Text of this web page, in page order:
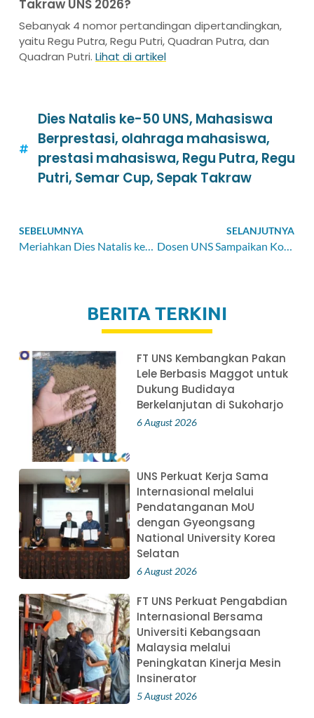
Takraw UNS 2026?
Sebanyak 4 nomor pertandingan dipertandingkan,
yaitu Regu Putra, Regu Putri, Quadran Putra, dan
Quadran Putri. Lihat di artikel
Dies Natalis ke-50 UNS, Mahasiswa
Berprestasi, olahraga mahasiswa,
prestasi mahasiswa, Regu Putra, Regu
Putri, Semar Cup, Sepak Takraw
SEBELUMNYA
Meriahkan Dies Natalis ke-50 UNS, Ndarboy Genk Hibur Ribuan Penonton
SELANJUTNYA
Dosen UNS Sampaikan Kondisi Ekonomi dan Bisnis Indonesia pada Seminar Internasional di RUDN University
BERITA TERKINI
FT UNS Kembangkan Pakan
Lele Berbasis Maggot untuk
Dukung Budidaya
Berkelanjutan di Sukoharjo
6 August 2026
UNS Perkuat Kerja Sama
Internasional melalui
Pendatanganan MoU
dengan Gyeongsang
National University Korea
Selatan
6 August 2026
FT UNS Perkuat Pengabdian
Internasional Bersama
Universiti Kebangsaan
Malaysia melalui
Peningkatan Kinerja Mesin
Insinerator
5 August 2026